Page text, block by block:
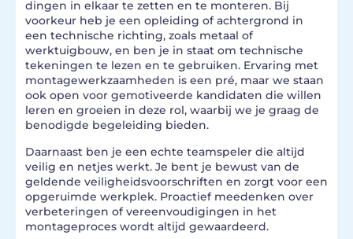
dingen in elkaar te zetten en te monteren. Bij
voorkeur heb je een opleiding of achtergrond in
een technische richting, zoals metaal of
werktuigbouw, en ben je in staat om technische
tekeningen te lezen en te gebruiken. Ervaring met
montagewerkzaamheden is een pré, maar we staan
ook open voor gemotiveerde kandidaten die willen
leren en groeien in deze rol, waarbij we je graag de
benodigde begeleiding bieden.
Daarnaast ben je een echte teamspeler die altijd
veilig en netjes werkt. Je bent je bewust van de
geldende veiligheidsvoorschriften en zorgt voor een
opgeruimde werkplek. Proactief meedenken over
verbeteringen of vereenvoudigingen in het
montageproces wordt altijd gewaardeerd.